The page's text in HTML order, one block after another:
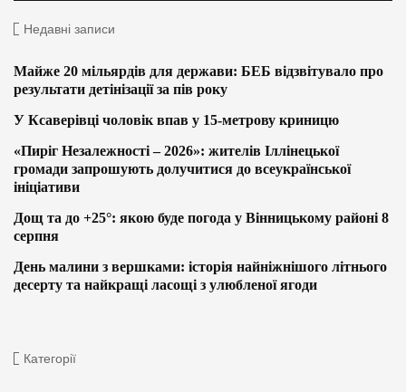
Недавні записи
Майже 20 мільярдів для держави: БЕБ відзвітувало про
результати детінізації за пів року
У Ксаверівці чоловік впав у 15-метрову криницю
«Пиріг Незалежності – 2026»: жителів Іллінецької
громади запрошують долучитися до всеукраїнської
ініціативи
Дощ та до +25°: якою буде погода у Вінницькому районі 8
серпня
День малини з вершками: історія найніжнішого літнього
десерту та найкращі ласощі з улюбленої ягоди
Категорії